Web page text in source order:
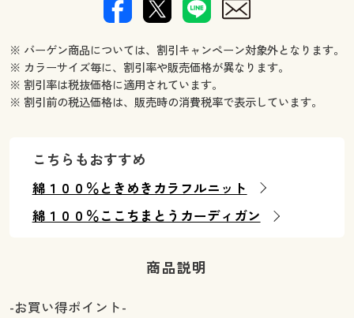
※ バーゲン商品については、割引キャンペーン対象外となります。
※ カラーサイズ毎に、割引率や販売価格が異なります。
※ 割引率は税抜価格に適用されています。
※ 割引前の税込価格は、販売時の消費税率で表示しています。
こちらもおすすめ
綿１００％ときめきカラフルニット
綿１００％ここちまとうカーディガン
商品説明
-お買い得ポイント-